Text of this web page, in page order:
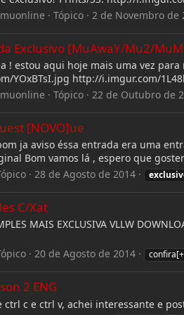
Tópico 2 de Novembro de
Exclusivo [MuAwaY/Mu2/
! estou aqui hoje mais uma vez
YOxBTsI.jpg http://i.imgur.com/
Tópico 22 de Outubro de
[NOVO]ue
ja aviso éssa entrada era uma
Bom vamos lá , espero que
28 de Agosto de 2014
C/Xat
MAIS EXCLUSIVA VLLW
20 de Agosto de 2014
2 ENG
ctrl c e ctrl v, achei interessante e